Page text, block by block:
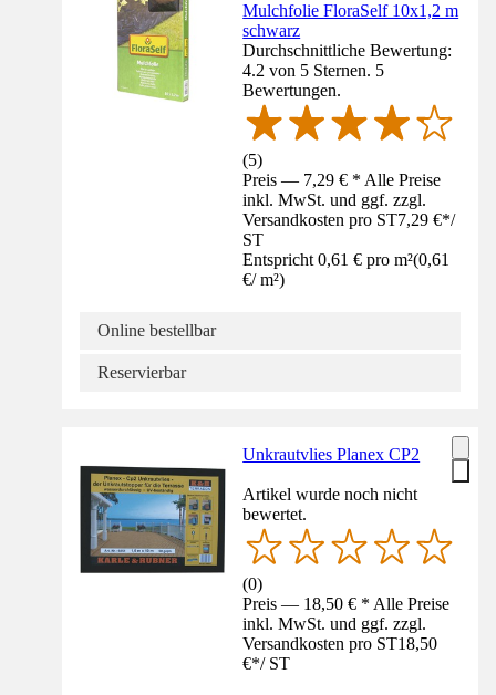
Mulchfolie FloraSelf 10x1,2 m
schwarz
Durchschnittliche Bewertung:
4.2 von 5 Sternen. 5
Bewertungen.
(5)
Preis — 7,29 € * Alle Preise
inkl. MwSt. und ggf. zzgl.
Versandkosten pro ST7,29 €*/
ST
Entspricht 0,61 € pro m²(0,61
€/ m²)
Online bestellbar
Reservierbar
Unkrautvlies Planex CP2
Artikel wurde noch nicht
bewertet.
(0)
Preis — 18,50 € * Alle Preise
inkl. MwSt. und ggf. zzgl.
Versandkosten pro ST18,50
€*/ ST